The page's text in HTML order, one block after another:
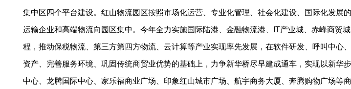
集中区四个平台建设。红山物流园区按照市场化运营、专业化管理、社会化建设、国际化发
运输企业和高端物流向园区集中。今年全力实施国际陆港、金融物流港、IT产业城、赤峰商贸
程，推动保税物流、第三方第四方物流、云计算等产业实现率先发展，在软件研发、呼叫中
资产、完善服务环境、巩固传统商贸业优势的基础上，力争新华桥尽早建成通车，实现以新
中心、龙腾国际中心、家乐福商业广场、印象红山城市广场、航宇商务大厦、奔腾购物广场